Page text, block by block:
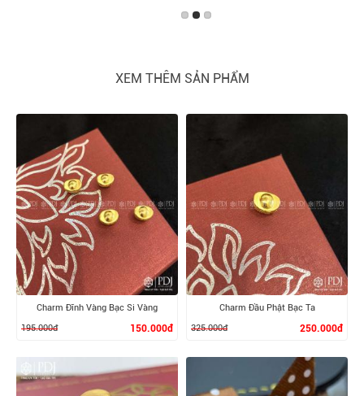
XEM THÊM SẢN PHẨM
Charm Đĩnh Vàng Bạc Si Vàng
195.000đ
150.000đ
Charm Đầu Phật Bạc Ta
325.000đ
250.000đ